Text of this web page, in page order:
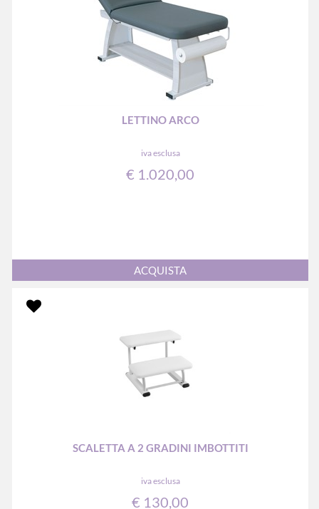
LETTINO ARCO
iva esclusa
€ 1.020,00
Quantità
ACQUISTA
SCALETTA A 2 GRADINI IMBOTTITI
iva esclusa
€ 130,00